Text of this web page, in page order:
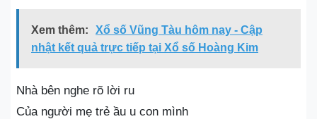
Xem thêm:
Xổ số Vũng Tàu hôm nay - Cập
nhật kết quả trực tiếp tại Xổ số Hoàng Kim
Nhà bên nghe rõ lời ru
Của người mẹ trẻ ầu u con mình